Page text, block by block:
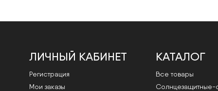
ЛИЧНЫЙ КАБИНЕТ
Регистрация
Мои заказы
КАТАЛОГ
Все товары
Cолнцезащитные-